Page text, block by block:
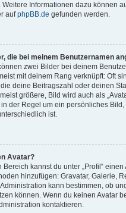
Informationen dazu können
aufphpBB.de gefunden werden.
die bei meinem Benutzernamen
zwei Bilder bei deinem
mit deinem Rang verknüpft: Oft
deine Beitragszahl oder deinen
größere, Bild wird auch als
der Regel um ein persönliches Bild,
ist.
Avatar?
Bereich kannst du unter „Profil“ einen
hinzufügen: Gravatar, Galerie,
kann bestimmen, ob
können. Wenn du keinen Avatar
kontaktieren.